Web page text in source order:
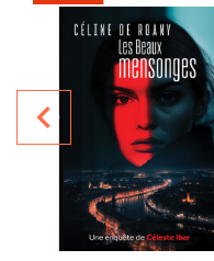
navigate_before